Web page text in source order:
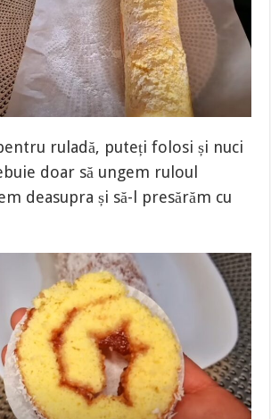
ruladă, puteți folosi și nuci
doar să ungem ruloul
deasupra și să-l presărăm cu